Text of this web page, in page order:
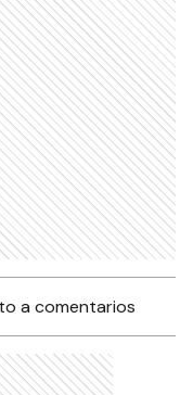
a comentarios